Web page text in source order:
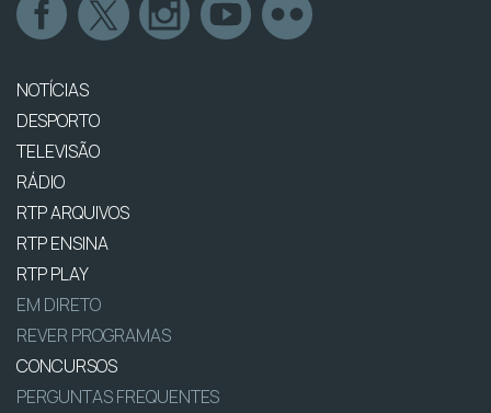
NOTÍCIAS
DESPORTO
TELEVISÃO
RÁDIO
RTP ARQUIVOS
RTP ENSINA
RTP PLAY
EM DIRETO
REVER PROGRAMAS
CONCURSOS
PERGUNTAS FREQUENTES